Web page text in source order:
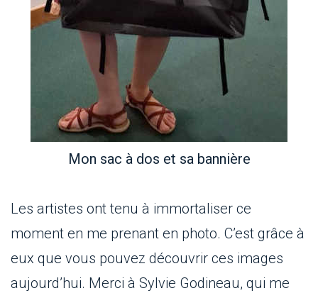
Mon sac à dos et sa bannière
Les artistes ont tenu à immortaliser ce
moment en me prenant en photo. C’est grâce à
eux que vous pouvez découvrir ces images
aujourd’hui. Merci à Sylvie Godineau, qui me